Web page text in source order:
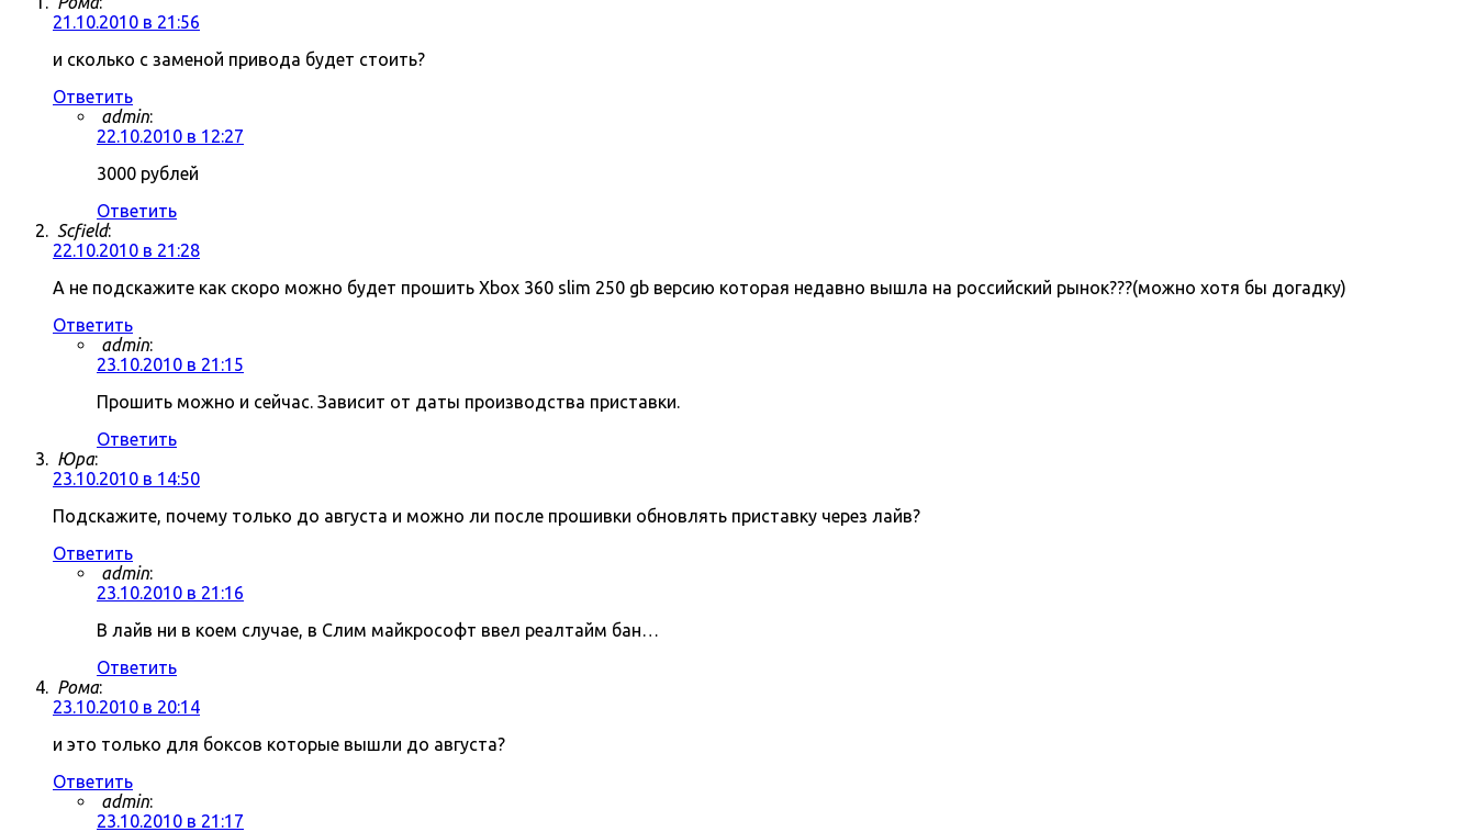
21.10.2010 в 21:56
и сколько с заменой привода будет стоить?
Ответить
admin:
22.10.2010 в 12:27
3000 рублей
Ответить
Scfield:
22.10.2010 в 21:28
А не подскажите как скоро можно будет прошить Xbox 360 slim 250 gb версию которая недавно вышла на российский рынок???(можно хотя бы догадку)
Ответить
admin:
23.10.2010 в 21:15
Прошить можно и сейчас. Зависит от даты производства приставки.
Ответить
Юра:
23.10.2010 в 14:50
Подскажите, почему только до августа и можно ли после прошивки обновлять приставку через лайв?
Ответить
admin:
23.10.2010 в 21:16
В лайв ни в коем случае, в Слим майкрософт ввел реалтайм бан…
Ответить
Рома:
23.10.2010 в 20:14
и это только для боксов которые вышли до августа?
Ответить
admin:
23.10.2010 в 21:17